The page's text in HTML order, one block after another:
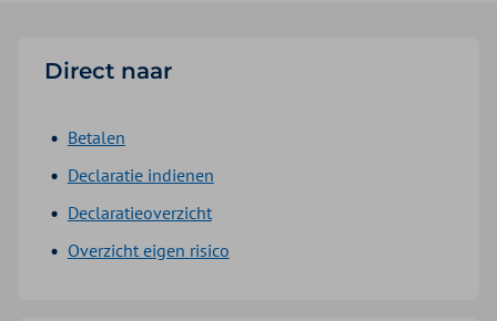
Direct naar
Betalen
Declaratie indienen
Declaratieoverzicht
Overzicht eigen risico